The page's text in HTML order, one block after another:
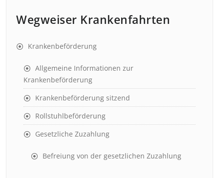
Wegweiser Krankenfahrten
Krankenbeförderung
Allgemeine Informationen zur
Krankenbeförderung
Krankenbeförderung sitzend
Rollstuhlbeförderung
Gesetzliche Zuzahlung
Befreiung von der gesetzlichen Zuzahlung